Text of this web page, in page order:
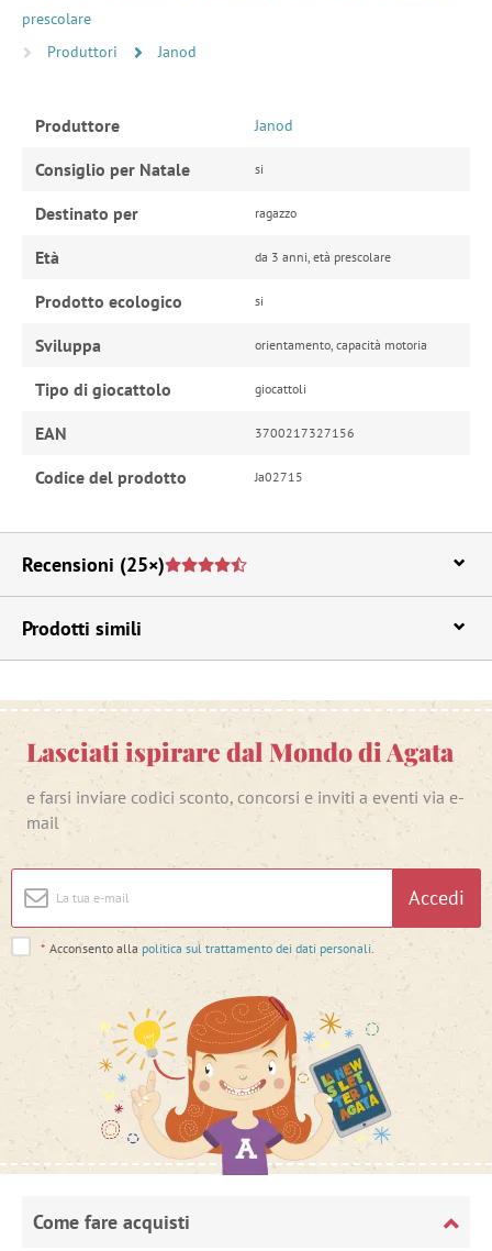
prescolare
Produttori
Janod
Produttore Janod
Consiglio per Natale si
Destinato per ragazzo
Età da 3 anni, età prescolare
Prodotto ecologico si
Sviluppa orientamento, capacità motoria
Tipo di giocattolo giocattoli
EAN 3700217327156
Codice del prodotto Ja02715
Recensioni (25×)
Prodotti simili
Lasciati ispirare dal Mondo di Agata
e farsi inviare codici sconto, concorsi e inviti a eventi via e-
mail
Accedi
* Acconsento alla politica sul trattamento dei dati personali
Come fare acquisti